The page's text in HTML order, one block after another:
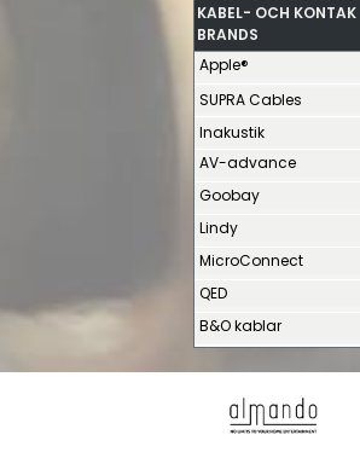
KABEL- OCH KONTAK
BRANDS
Apple®
SUPRA Cables
Inakustik
AV-advance
Goobay
Lindy
MicroConnect
QED
B&O kablar